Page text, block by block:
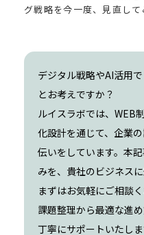
グ戦略を今一度、見直して
デジタル戦略やAI活用
とお考えですか？
ルイスラボでは、WEB
化設計を通じて、企業
伝いをしています。本
みを、貴社のビジネス
まずはお気軽にご相談く
課題整理から最適な進
丁寧にサポートいたし